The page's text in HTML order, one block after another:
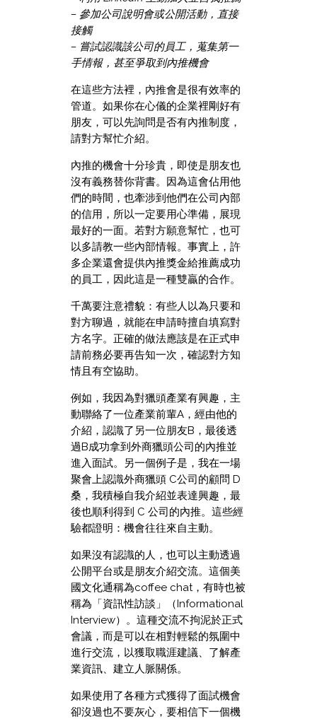
– 參加公司說明會或公開活動，直接
接觸
– 嘗試認識該公司的員工，蒐集第一
手情報，甚至爭取到內推機會
在這些方法裡，內推會是很有效率的
管道。如果你在心儀的企業裡剛好有
朋友，可以先詢問是否有內推制度，
請對方幫忙介紹。
內推的機會十分珍貴，即使是朋友也
沒有義務替你背書。因為這會佔用他
們的時間，也牽涉到他們在公司內部
的信用，所以一定要用心準備，展現
最好的一面。若對方願意幫忙，也可
以多請教一些內部情報。事實上，許
多企業還會提供內推獎金給推薦成功
的員工，因此這是一種雙贏的合作。
千萬要注意禮貌：有些人以為只要和
對方聊過，就能在申請時擅自填寫對
方名字。正確的做法應該是在正式申
請前務必要再告知一次，確認對方知
情且有空協助。
例如，我因為對獵頭產業有興趣，主
動聯絡了一位產業前輩A，經由他的
介紹，認識了另一位朋友B，最後透
過B成功拿到外商獵頭公司的內推並
進入面試。另一個例子是，我在一場
聚會上認識外商獵頭 C公司的顧問 D
桑，我積極自我介紹並表達興趣，最
後也順利得到 C 公司的內推。這些經
驗都證明：機會往往來自主動。
如果沒有認識的人，也可以主動透過
公開平台或是朋友介紹交流。這個美
國文化通稱為coffee chat，有時也被
稱為「資訊性訪談」（Informational
Interview）。這種交流不拘泥於正式
會議，而是可以在相對輕鬆的氛圍中
進行交流，以獲取職涯建議、了解產
業資訊、建立人脈關係。
如果使用了各種方式獲得了面試機會
卻沒過也不要灰心，要相信下一個機